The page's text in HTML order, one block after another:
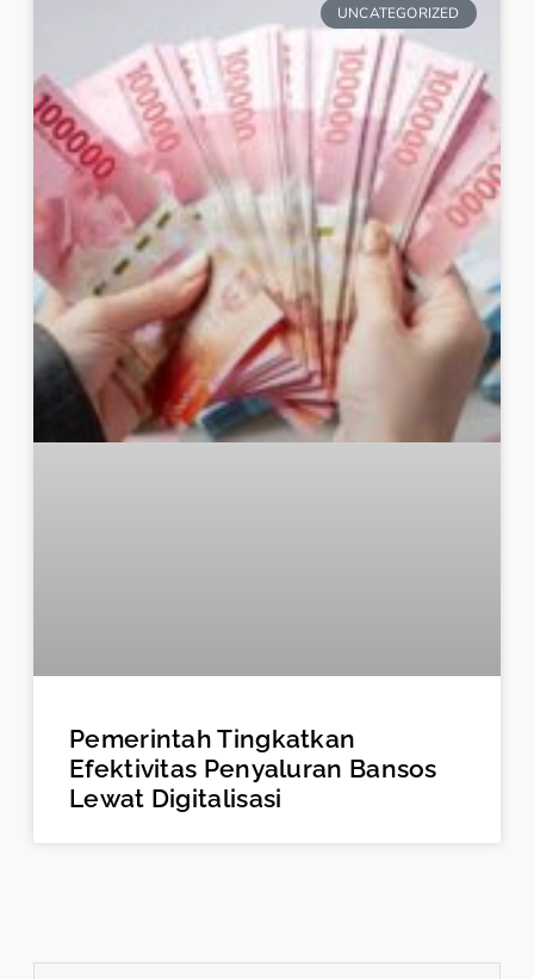
UNCATEGORIZED
Pemerintah Tingkatkan
Efektivitas Penyaluran Bansos
Lewat Digitalisasi